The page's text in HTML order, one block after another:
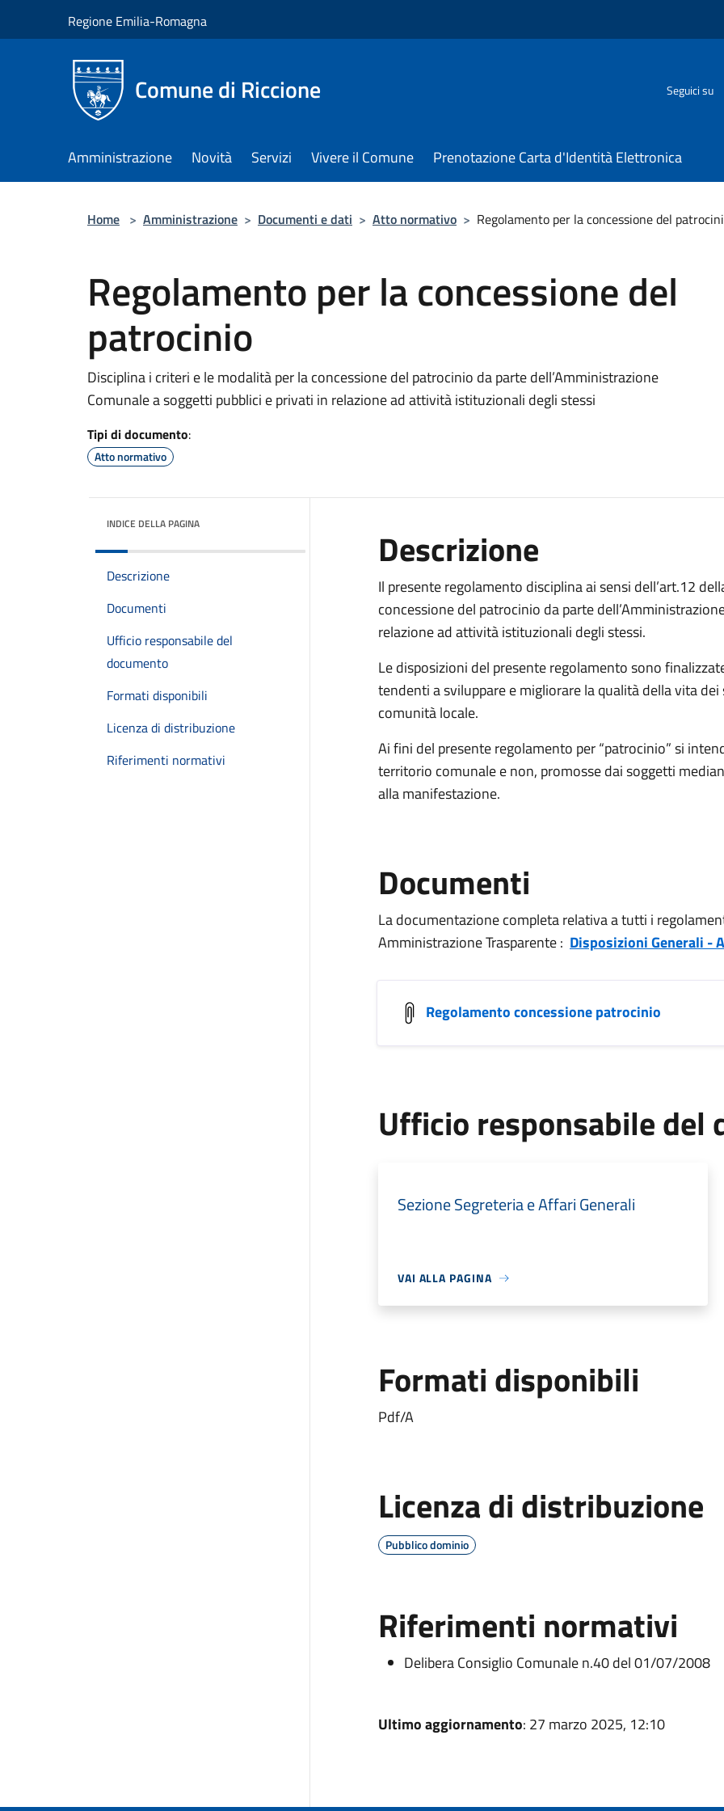
Regione Emilia-Romagna
Comune di Riccione Seguici su
Amministrazione Novità Servizi Vivere il Comune Prenotazione Carta d'Identità Elettronica
Home > Amministrazione > Documenti e dati > Atto normativo > Regolamento per la concessione del
Regolamento per la concessione del
patrocinio
Disciplina i criteri e le modalità per la concessione del patrocinio da parte dell’Amministrazione
Comunale a soggetti pubblici e privati in relazione ad attività istituzionali degli stessi
Tipi di documento:
Atto normativo
INDICE DELLA PAGINA
Descrizione
Documenti
Ufficio responsabile del
documento
Formati disponibili
Licenza di distribuzione
Riferimenti normativi
Descrizione
Il presente regolamento disciplina ai sensi dell’art.12
concessione del patrocinio da parte
relazione ad attività istituzionali degli stessi.
Le disposizioni del presente regolamento sono
tendenti a sviluppare e migliorare la qualità della vita
comunità locale.
Ai fini del presente regolamento per “patrocinio” si
territorio comunale e non, promosse dai soggetti
alla manifestazione.
Documenti
La documentazione completa relativa a tutti i
Amministrazione Trasparente : Disposizioni Generali -
Regolamento concessione patrocinio
Ufficio responsabile del
Sezione Segreteria e Affari Generali
VAI ALLA PAGINA
Formati disponibili
Pdf/A
Licenza di distribuzione
Pubblico dominio
Riferimenti normativi
Delibera Consiglio Comunale n.40 del 01/07/2008
Ultimo aggiornamento: 27 marzo 2025, 12:10